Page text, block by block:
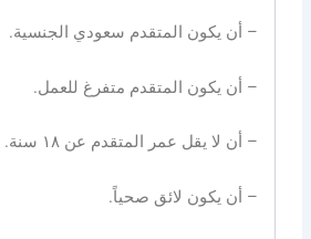
– أن يكون المتقدم سعودي الجنسية.
– أن يكون المتقدم متفرغ للعمل.
– أن لا يقل عمر المتقدم عن ١٨ سنة.
– أن يكون لائق صحياً.